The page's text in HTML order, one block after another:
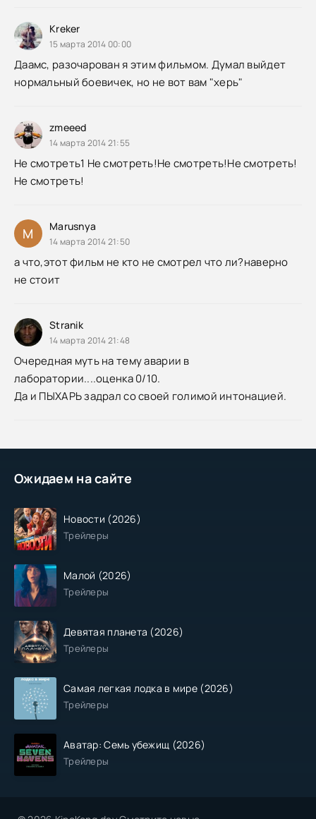
Ожидаем на сайте
Новости (2026)
Трейлеры
Малой (2026)
Трейлеры
Девятая планета (2026)
Трейлеры
Самая легкая лодка в мире (2026)
Трейлеры
Аватар: Семь убежищ (2026)
Трейлеры
Kreker
15 марта 2014 00:00
Даамс, разочарован я этим фильмом. Думал выйдет
нормальный боевичек, но не вот вам "херь"
zmeeed
14 марта 2014 21:55
Не смотреть1 Не смотреть!Не смотреть!Не смотреть!
Не смотреть!
M Marusnya
14 марта 2014 21:50
а что,этот фильм не кто не смотрел что ли?наверно
не стоит
Stranik
14 марта 2014 21:48
Очередная муть на тему аварии в
лаборатории....оценка 0/10.
Да и ПЫХАРЬ задрал со своей голимой интонацией.